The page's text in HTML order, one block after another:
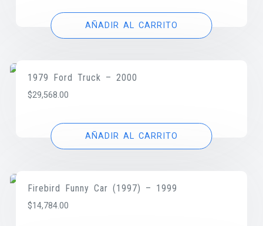
AÑADIR AL CARRITO
1979 Ford Truck – 2000
$29,568.00
AÑADIR AL CARRITO
Firebird Funny Car (1997) – 1999
$14,784.00